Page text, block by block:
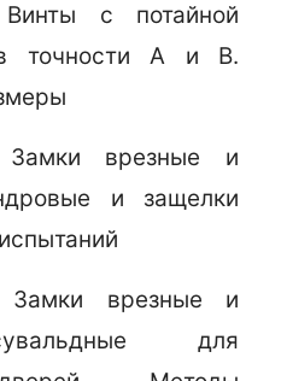
с потайной
точности А и В.
врезные и
и защелки
врезные и
для